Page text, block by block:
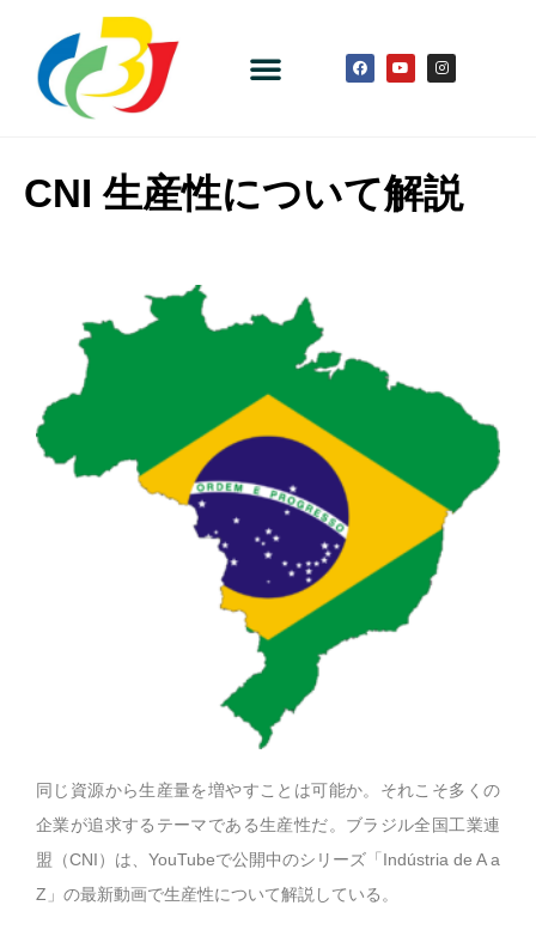
CNI 生産性について解説
同じ資源から生産量を増やすことは可能か。それこそ多くの
企業が追求するテーマである生産性だ。ブラジル全国工業連
盟（CNI）は、YouTubeで公開中のシリーズ「Indústria de A a
Z」の最新動画で生産性について解説している。